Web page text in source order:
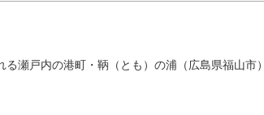
瀬戸内の港町・鞆（とも）の浦（広島県福山市